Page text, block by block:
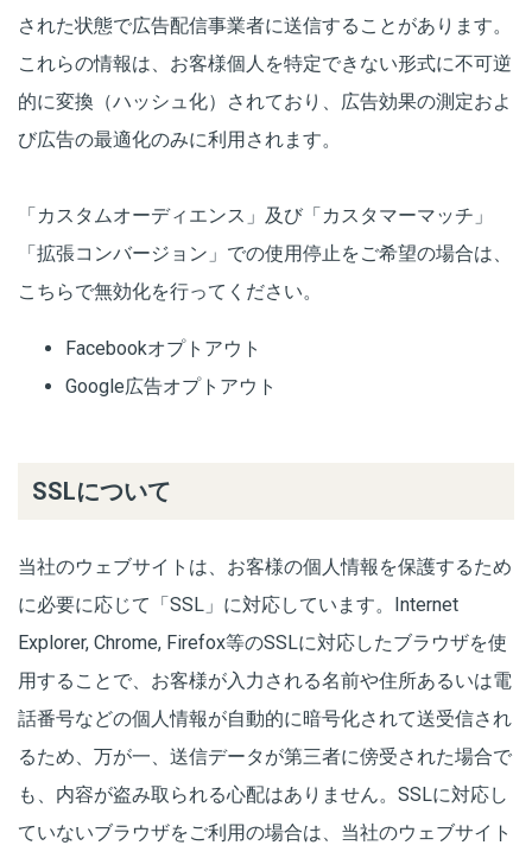
された状態で広告配信事業者に送信することがあります。
これらの情報は、お客様個人を特定できない形式に不可逆
的に変換（ハッシュ化）されており、広告効果の測定およ
び広告の最適化のみに利用されます。
「カスタムオーディエンス」及び「カスタマーマッチ」
「拡張コンバージョン」での使用停止をご希望の場合は、
こちらで無効化を行ってください。
Facebookオプトアウト
Google広告オプトアウト
SSLについて
当社のウェブサイトは、お客様の個人情報を保護するため
に必要に応じて「SSL」に対応しています。Internet
Explorer, Chrome, Firefox等のSSLに対応したブラウザを使
用することで、お客様が入力される名前や住所あるいは電
話番号などの個人情報が自動的に暗号化されて送受信され
るため、万が一、送信データが第三者に傍受された場合で
も、内容が盗み取られる心配はありません。SSLに対応し
ていないブラウザをご利用の場合は、当社のウェブサイト